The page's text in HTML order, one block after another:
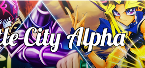
City Alpha